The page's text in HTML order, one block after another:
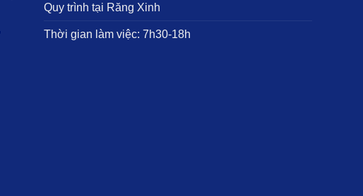
Quy trình tại Răng Xinh
Thời gian làm việc: 7h30-18h